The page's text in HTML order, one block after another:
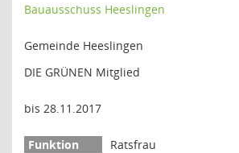
Bauausschuss Heeslingen
Gemeinde Heeslingen
DIE GRÜNEN Mitglied
bis 28.11.2017
Ratsfrau